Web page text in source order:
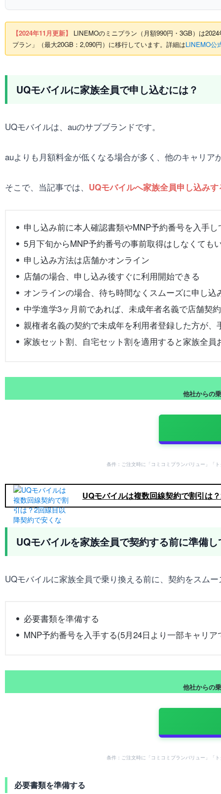
【2024年11月更新】
LINEMOのミニプラン（月額990円・3GB）は
プラン」（最大20GB：2,090円）に移行しています。詳細はLINEMO公
UQモバイルに家族全員で申し込むには？
UQモバイルは、auのサブブランドです。
auよりも月額料金が低くなる場合が多く、他のキャリ
そこで、当記事では、 UQモバイルへ家族全員申し込み
申し込み前に本人確認書類やMNP予約番号を入手し
5月下旬からMNP予約番号の事前取得はしなくても
申し込み方法は店舗かオンライン
店舗の場合、申し込み後すぐに利用開始できる
オンラインの場合、待ち時間なくスムーズに申し込
中学進学3ヶ月前であれば、未成年者名義で店舗契
親権者名義の契約で未成年を利用者登録した方が、
家族セット割、自宅セット割を適用すると家族全員
他社からの
条件：ご注文時に「コミコミプランバリュー」「
UQモバイルは複数回線契約で割引は
UQモバイルを家族全員で契約する前に準備
UQモバイルに家族全員で乗り換える前に、契約をスム
必要書類を準備する
MNP予約番号を入手する(5月24日より一部キャリ
他社からの
条件：ご注文時に「コミコミプランバリュー」「
必要書類を準備する